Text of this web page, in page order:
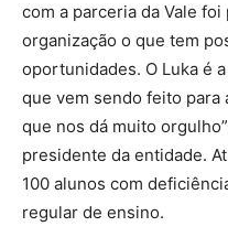
com a parceria da Vale
organização o que tem
oportunidades. O Luka é
que vem sendo feito para
que nos dá muito
presidente da entidade.
100 alunos com
regular de ensino.